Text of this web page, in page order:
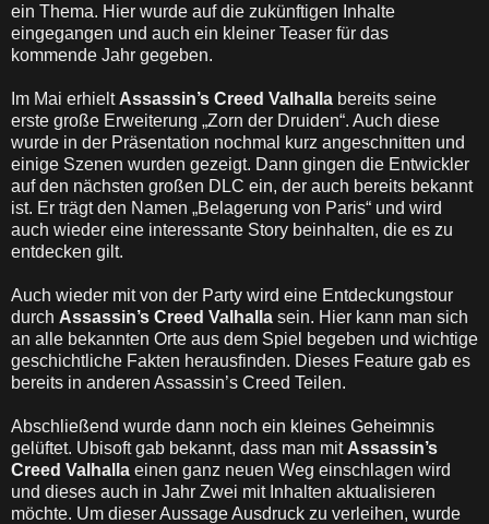
ein Thema. Hier wurde auf die zukünftigen Inhalte
eingegangen und auch ein kleiner Teaser für das
kommende Jahr gegeben.
Im Mai erhielt Assassin’s Creed Valhalla bereits seine
erste große Erweiterung „Zorn der Druiden“. Auch diese
wurde in der Präsentation nochmal kurz angeschnitten und
einige Szenen wurden gezeigt. Dann gingen die Entwickler
auf den nächsten großen DLC ein, der auch bereits bekannt
ist. Er trägt den Namen „Belagerung von Paris“ und wird
auch wieder eine interessante Story beinhalten, die es zu
entdecken gilt.
Auch wieder mit von der Party wird eine Entdeckungstour
durch Assassin’s Creed Valhalla sein. Hier kann man sich
an alle bekannten Orte aus dem Spiel begeben und wichtige
geschichtliche Fakten herausfinden. Dieses Feature gab es
bereits in anderen Assassin’s Creed Teilen.
Abschließend wurde dann noch ein kleines Geheimnis
gelüftet. Ubisoft gab bekannt, dass man mit Assassin’s
Creed Valhalla einen ganz neuen Weg einschlagen wird
und dieses auch in Jahr Zwei mit Inhalten aktualisieren
möchte. Um dieser Aussage Ausdruck zu verleihen, wurde